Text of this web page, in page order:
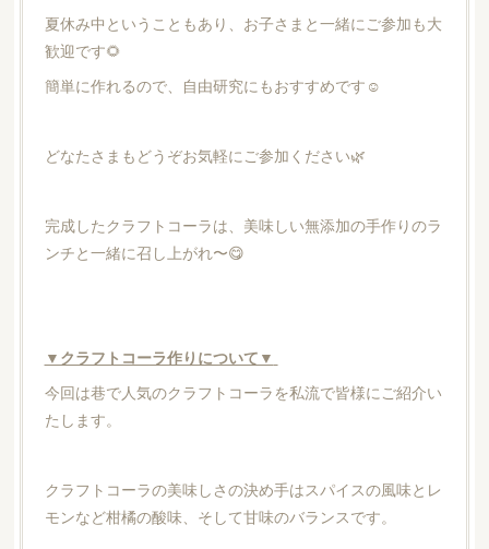
夏休み中ということもあり、お子さまと一緒にご参加も大
歓迎です🌻
簡単に作れるので、自由研究にもおすすめです☺️
どなたさまもどうぞお気軽にご参加ください🌿
完成したクラフトコーラは、美味しい無添加の手作りのラ
ンチと一緒に召し上がれ〜😋
▼クラフトコーラ作りについて▼
今回は巷で人気のクラフトコーラを私流で皆様にご紹介い
たします。
クラフトコーラの美味しさの決め手はスパイスの風味とレ
モンなど柑橘の酸味、そして甘味のバランスです。